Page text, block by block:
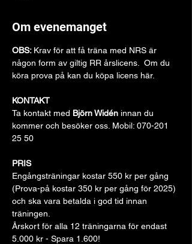
Om evenemanget
OBS: Krav för att få träna med NRS är
någon form av giltig RR årslicens.  Om du
köra prova på kan du köpa licens här.
KONTAKT
Ta kontakt med Björn Widén innan du
kommer och besöker oss. Mobil: 070-201
25 50
PRIS
Engångsträningar kostar 550 kr per gång
(Prova-på kostar 350 kr per gång för 2025)
och ska vara betalda i god tid innan
träningen.
Årskort för alla 12 träningarna för endast
5.000 kr - Spara 1.600!